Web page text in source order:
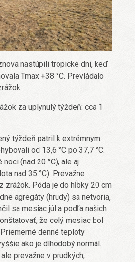
nastúpili tropické dni, keď
Tmax +38 °C. Prevládalo
za uplynulý týždeň: cca 1
týždeň patril k extrémnym.
od 13,6 °C po 37,7 °C.
(nad 20 °C), ale aj
nad 35 °C). Prevažne
zrážok. Pôda je do hĺbky 20 cm
agregáty (hrudy) sa netvoria,
sa mesiac júl a podľa našich
že celý mesiac bol
denné teploty
ako je dlhodobý normál.
prevažne v prudkých,